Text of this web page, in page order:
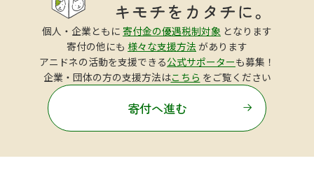
個人・企業ともに 寄付金の優遇税制対象 となります
寄付の他にも 様々な支援方法 があります
アニドネの活動を支援できる公式サポーターも募集！
企業・団体の方の支援方法はこちら をご覧ください
寄付へ進む